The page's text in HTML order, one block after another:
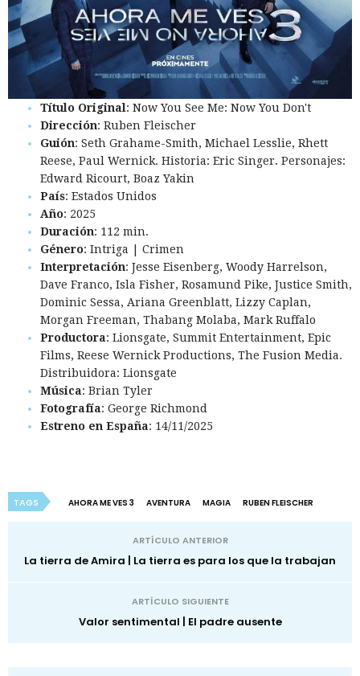
Título Original: Now You See Me: Now You Don't
Dirección: Ruben Fleischer
Guión: Seth Grahame-Smith, Michael Lesslie, Rhett
Reese, Paul Wernick. Historia: Eric Singer. Personajes:
Edward Ricourt, Boaz Yakin
País: Estados Unidos
Año: 2025
Duración: 112 min.
Género: Intriga | Crimen
Interpretación: Jesse Eisenberg, Woody Harrelson,
Dave Franco, Isla Fisher, Rosamund Pike, Justice Smith,
Dominic Sessa, Ariana Greenblatt, Lizzy Caplan,
Morgan Freeman, Thabang Molaba, Mark Ruffalo
Productora: Lionsgate, Summit Entertainment, Epic
Films, Reese Wernick Productions, The Fusion Media.
Distribuidora: Lionsgate
Música: Brian Tyler
Fotografía: George Richmond
Estreno en España: 14/11/2025
TAGS AHORA ME VES 3 AVENTURA MAGIA RUBEN FLEISCHER
ARTÍCULO ANTERIOR
La tierra de Amira | La tierra es para los que la trabajan
ARTÍCULO SIGUIENTE
Valor sentimental | El padre ausente